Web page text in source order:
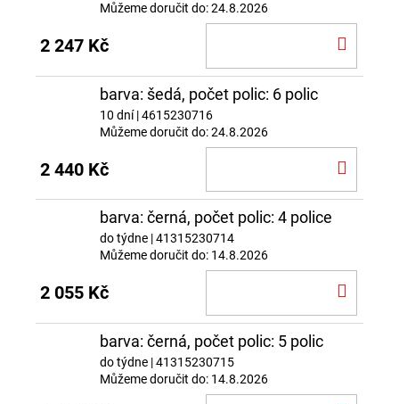
Můžeme doručit do:24.8.2026
2 247 Kč
barva: šedá, počet polic: 6 polic
10 dní| 4615230716
Můžeme doručit do:24.8.2026
2 440 Kč
barva: černá, počet polic: 4 police
do týdne | 41315230714
Můžeme doručit do: 14.8.2026
2 055 Kč
barva: černá, počet polic: 5 polic
do týdne | 41315230715
Můžeme doručit do: 14.8.2026